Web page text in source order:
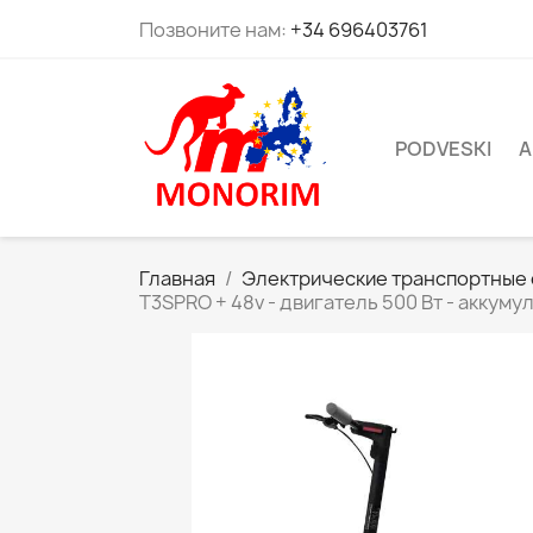
Позвоните нам: +34 696403761
PODVESKI
Главная
Электрические транспортные
T3SPRO + 48v - двигатель 500 Вт -